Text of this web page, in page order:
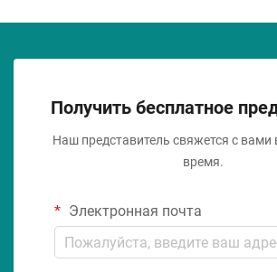
Получить бесплатное
Наш представитель свяжется с
время.
Электронная почта